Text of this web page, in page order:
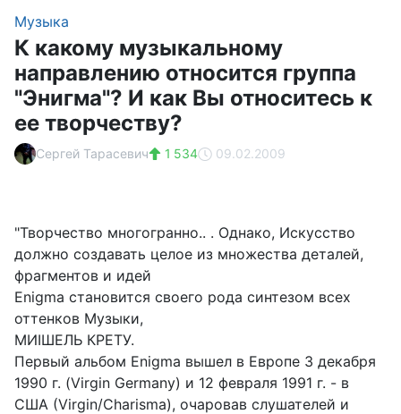
Музыка
К какому музыкальному
направлению относится группа
"Энигма"? И как Вы относитесь к
ее творчеству?
Сергей Тарасевич 1 534 09.02.2009
"Творчество многогранно.. . Однако, Искусство
должно создавать целое из множества деталей,
фрагментов и идей
Enigma становится своего рода синтезом всех
оттенков Музыки,
МИIШЕЛЬ КРЕТУ.
Первый альбом Enigma вышел в Европе 3 декабря
1990 г. (Virgin Germany) и 12 февраля 1991 г. - в
США (Virgin/Charisma), очаровав слушателей и